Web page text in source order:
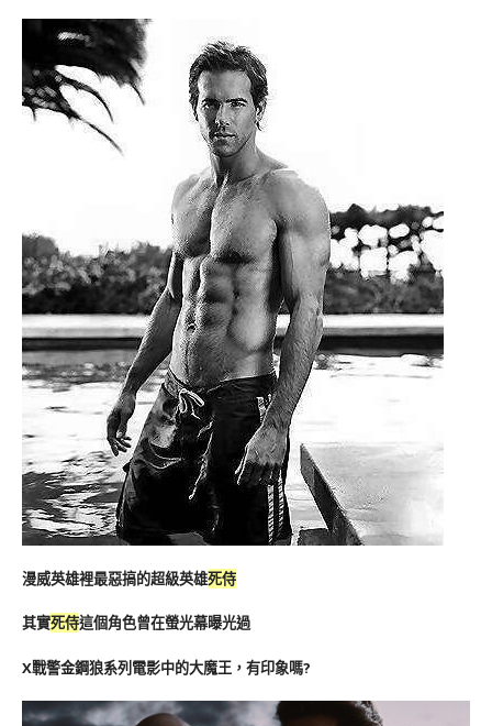
漫威英雄裡最惡搞的超級英雄死侍
其實死侍這個角色曾在螢光幕曝光過
X戰警金鋼狼系列電影中的大魔王，有印象嗎?